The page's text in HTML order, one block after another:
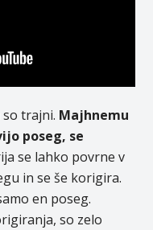
trajni. Majhnemu
poseg, se
se lahko povrne v
in se še korigira.
en poseg.
so zelo